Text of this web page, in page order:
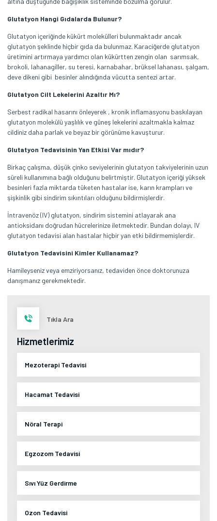
Glutatyon Hangi Gıdalarda Bulunur?
Glutatyon içeriğinde kükürt molekülleri bulunmaktadır ancak
glutatyon şeklinde hiçbir gıda da bulunmaz. Karaciğerde glutatyon
üretimini artırmaya yardımcı olan kükürtten zengin olan sarımsak,
brokoli, lahanagiller, su teresi, karnabahar, brüksel lahanası, şalgam,
deve dikeni gibi besinler alındığında vücutta sentezi artar.
Glutatyon Cilt Lekelerini Azaltır Mı?
Serbest radikal hasarını önleyerek , kronik inflamasyonu baskılayan
glutatyon molekülü yaşlılık ve güneş lekelerini azaltmakla kalmaz
cildiniz daha parlak ve beyaz bir görünüme kavuşturur.
Glutatyon Tedavisinin Yan Etkisi Var mıdır?
Birkaç çalışma, düşük çinko seviyelerinin glutatyon takviyelerinin uzun
süreli kullanımına bağlı olduğunu belirtmiştir. Glutatyon içeriği yüksek
besinleri fazla miktarda tüketen hastalar ise, karın krampları ve
şişkinlik gibi sindirim sıkıntıları olduğunu bildirmişlerdir.
İntravenöz (IV) glutatyon, sindirim sistemini atlayarak ana
antioksidanı doğrudan hücrelerinize iletmektedir. Bundan dolayı, IV
glutatyon tedavisi alan hastalar hiçbir yan etki bildirmemişlerdir.
Glutatyon Tedavisini Kimler Kullanamaz?
Hamileyseniz veya emziriyorsanız, tedaviden önce doktorunuza
danışmanız gerekmektedir.
Tıkla Ara
Hizmetlerimiz
Mezoterapi Tedavisi
Hacamat Tedavisi
Nöral Terapi
Egzozom Tedavisi
Sıvı Yüz Gerdirme
Ozon Tedavisi